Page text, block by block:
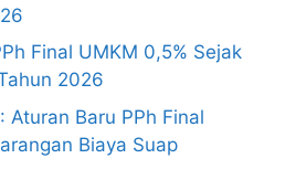
Final UMKM 0,5% Sejak
2026
Aturan Baru PPh Final
Biaya Suap